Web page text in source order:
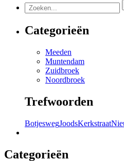
Categorieën
Meeden
Muntendam
Zuidbroek
Noordbroek
Trefwoorden
BotjeswegJoodsKerkstraat
Categorieën